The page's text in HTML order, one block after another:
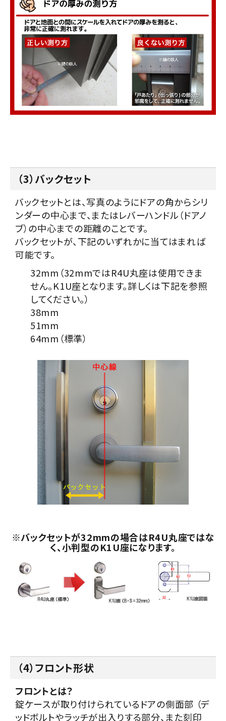
（3）バックセット
バックセットとは、写真のようにドアの角からシリ
ンダーの中心まで、またはレバーハンドル（ドアノ
ブ）の中心までの距離のことです。
バックセットが、下記のいずれかに当てはまれば
可能です。
32mm（32mmではR4U丸座は使用できま
せん。K1U座となります。詳しくは下記を参照
してください。）
38mm
51mm
64mm（標準）
※バックセットが32mmの場合はR4U丸座ではな
く、小判型のK1U座になります。
（4）フロント形状
フロントとは？
錠ケースが取り付けられているドアの側面部 （デ
ッドボルトやラッチが出入りする部分、また刻印